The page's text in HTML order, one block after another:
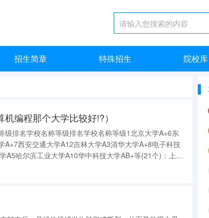
招生简章 特殊招生 院校库
编程那个大学比较好!?）
级排名学校名称等级排名学校名称等级1北京大学A+6东
A+7西安交通大学A12吉林大学A3清华大学A+8电子科技
A5哈尔滨工业大学A10华中科技大学AB+等(21个)：上海
华南理工大学、华南师范大学、河北工业大学、山东大